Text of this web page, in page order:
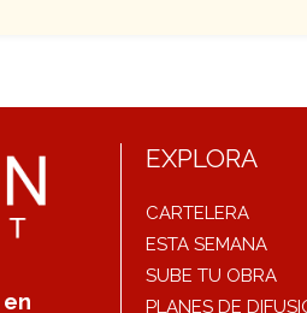
EXPLORA
CARTELERA
ESTA SEMANA
SUBE TU OBRA
PLANES DE